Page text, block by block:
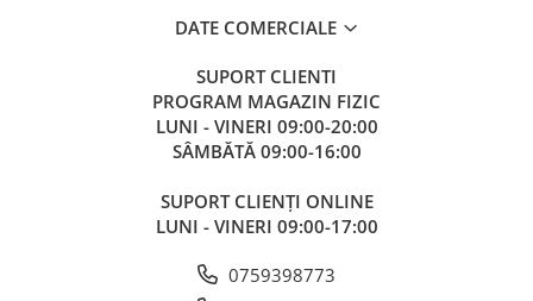
DATE COMERCIALE
SUPORT CLIENTI
PROGRAM MAGAZIN FIZIC
LUNI - VINERI 09:00-20:00
SÂMBĂTĂ 09:00-16:00
SUPORT CLIENȚI ONLINE
LUNI - VINERI 09:00-17:00
0759398773